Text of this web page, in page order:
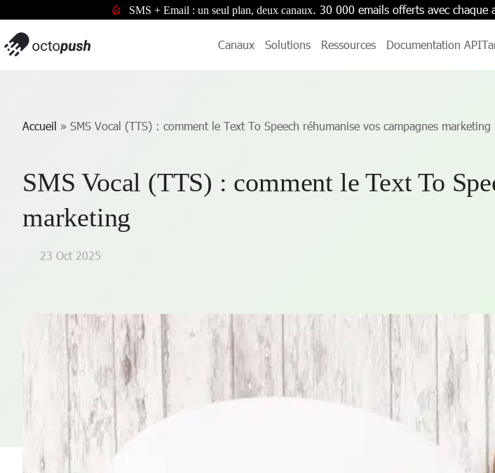
SMS + Email : un seul plan, deux canaux. 30 000 emails offerts avec chaque
Canaux Solutions Ressources Documentation API
Accueil » SMS Vocal (TTS) : comment le Text To Speech réhumanise vos campagnes marketing
SMS Vocal (TTS) : comment le Text To
marketing
23 Oct 2025